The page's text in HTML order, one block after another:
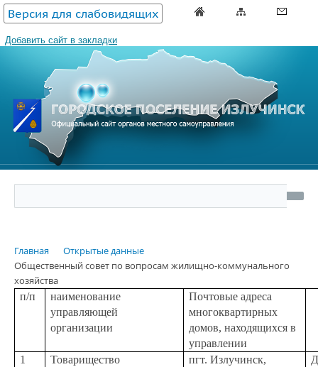
Версия для слабовидящих
Добавить сайт в закладки
Главная
Открытые данные
Общественный совет по вопросам жилищно-коммунального
хозяйства
п/п
наименование
управляющей
организации
Почтовые адреса
многоквартирных
домов, находящихся в
управлении
1
Товарищество
пгт. Излучинск,